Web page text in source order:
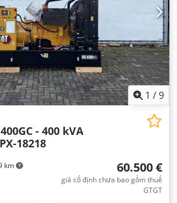
1 /9
km
- 400 kVA
18218
60.500 €
giá cố định chưa bao gồm thuế
GTGT